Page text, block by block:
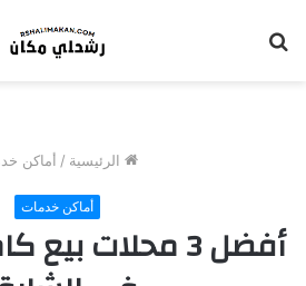
الرئيسية / أماكن
أماكن خدمات
أفضل 3 محلات